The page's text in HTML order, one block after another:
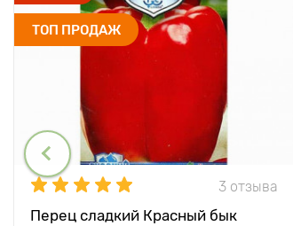
ТОП ПРОДАЖ
3 отзыва
Перец сладкий Красный бык